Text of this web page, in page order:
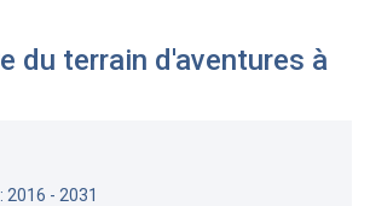
du terrain d'aventures à
2016 - 2031